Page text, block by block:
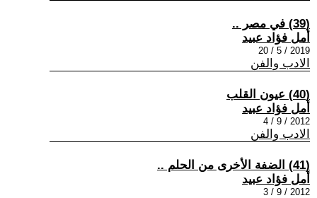
(39) في مصر ..
أمل فؤاد عبيد
2019 / 5 / 20
الادب والفن
(40) عيون القلب
أمل فؤاد عبيد
2012 / 9 / 4
الادب والفن
(41) الضفة الأخرى من الحلم ..
أمل فؤاد عبيد
2012 / 9 / 3